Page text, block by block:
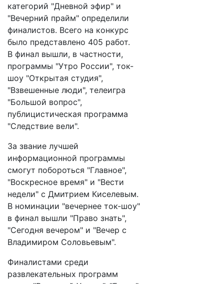
категорий "Дневной эфир" и
"Вечерний прайм" определили
финалистов. Всего на конкурс
было представлено 405 работ.
В финал вышли, в частности,
программы "Утро России", ток-
шоу "Открытая студия",
"Взвешенные люди", телеигра
"Большой вопрос",
публицистическая программа
"Следствие вели".
За звание лучшей
информационной программы
смогут побороться "Главное",
"Воскресное время" и "Вести
недели" с Дмитрием Киселевым.
В номинации "вечернее ток-шоу"
в финал вышли "Право знать",
"Сегодня вечером" и "Вечер с
Владимиром Соловьевым".
Финалистами среди
развлекательных программ